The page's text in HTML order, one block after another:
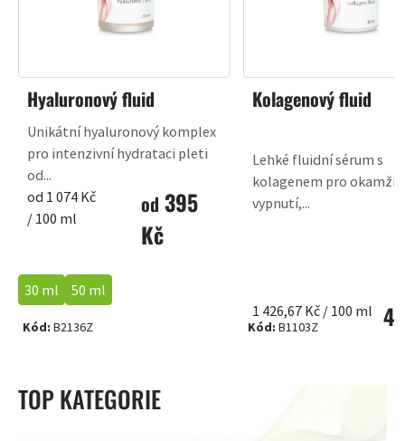
Hyaluronový fluid
od 395
Kč
Měrná
cena:
od 1 074 Kč
/ 100 ml
Unikátní hyaluronový komplex
pro intenzivní hydrataci pleti
od...
30 ml 50 ml
Kód: B2136Z
Kolagenový fluid
Měrná
cena:
1 426,67 Kč / 100 ml
Lehké fluidní sérum s
kolagenem pro
vypnutí,...
Kód: B1103Z
TOP KATEGORIE